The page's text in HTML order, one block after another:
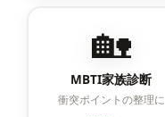
🏡
MBTI家族診断
衝突ポイントの整理に